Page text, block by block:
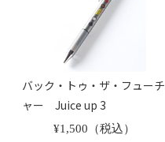
バック・トゥ・ザ・フューチ
ャー Juice up 3
¥1,500（税込）